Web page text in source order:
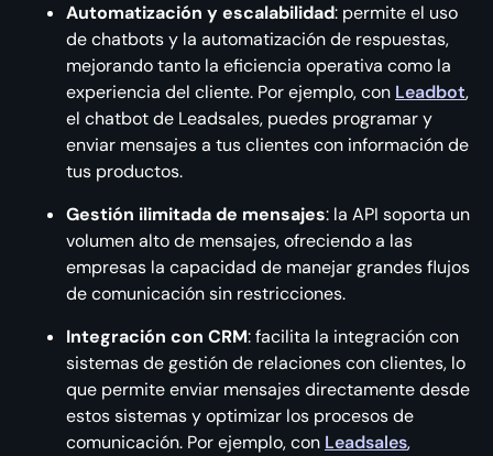
Automatización y escalabilidad: permite el uso
de chatbots y la automatización de respuestas,
mejorando tanto la eficiencia operativa como la
experiencia del cliente. Por ejemplo, con Leadbot,
el chatbot de Leadsales, puedes programar y
enviar mensajes a tus clientes con información de
tus productos.
Gestión ilimitada de mensajes: la API soporta un
volumen alto de mensajes, ofreciendo a las
empresas la capacidad de manejar grandes flujos
de comunicación sin restricciones.
Integración con CRM: facilita la integración con
sistemas de gestión de relaciones con clientes, lo
que permite enviar mensajes directamente desde
estos sistemas y optimizar los procesos de
comunicación. Por ejemplo, con Leadsales,